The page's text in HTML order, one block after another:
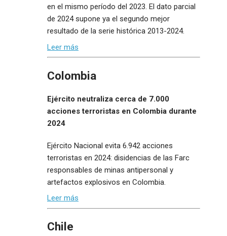
en el mismo período del 2023. El dato parcial
de 2024 supone ya el segundo mejor
resultado de la serie histórica 2013-2024.
Leer más
Colombia
Ejército neutraliza cerca de 7.000
acciones terroristas en Colombia durante
2024
Ejército Nacional evita 6.942 acciones
terroristas en 2024: disidencias de las Farc
responsables de minas antipersonal y
artefactos explosivos en Colombia.
Leer más
Chile